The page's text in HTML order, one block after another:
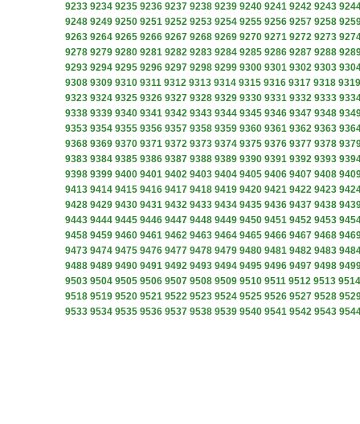
9233 9234 9235 9236 9237 9238 9239 9240 9241 9242 9243
9248 9249 9250 9251 9252 9253 9254 9255 9256 9257 9258
9263 9264 9265 9266 9267 9268 9269 9270 9271 9272 9273
9278 9279 9280 9281 9282 9283 9284 9285 9286 9287 9288
9293 9294 9295 9296 9297 9298 9299 9300 9301 9302 9303
9308 9309 9310 9311 9312 9313 9314 9315 9316 9317 9318 9319
9323 9324 9325 9326 9327 9328 9329 9330 9331 9332 9333
9338 9339 9340 9341 9342 9343 9344 9345 9346 9347 9348
9353 9354 9355 9356 9357 9358 9359 9360 9361 9362 9363
9368 9369 9370 9371 9372 9373 9374 9375 9376 9377 9378
9383 9384 9385 9386 9387 9388 9389 9390 9391 9392 9393
9398 9399 9400 9401 9402 9403 9404 9405 9406 9407 9408
9413 9414 9415 9416 9417 9418 9419 9420 9421 9422 9423
9428 9429 9430 9431 9432 9433 9434 9435 9436 9437 9438
9443 9444 9445 9446 9447 9448 9449 9450 9451 9452 9453
9458 9459 9460 9461 9462 9463 9464 9465 9466 9467 9468
9473 9474 9475 9476 9477 9478 9479 9480 9481 9482 9483
9488 9489 9490 9491 9492 9493 9494 9495 9496 9497 9498
9503 9504 9505 9506 9507 9508 9509 9510 9511 9512 9513 9514
9518 9519 9520 9521 9522 9523 9524 9525 9526 9527 9528
9533 9534 9535 9536 9537 9538 9539 9540 9541 9542 9543